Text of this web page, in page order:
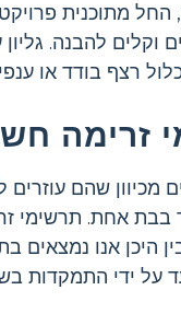
מתוכנית פרויקט
וקלים להבנה.
רצף בודד או
זרימה
מכיוון שהם
אחת. תרשימי
היכן אנו
ידי התמקדות